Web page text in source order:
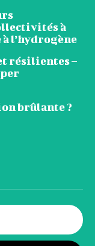
à
l’hydrogène
résilientes –
brûlante ?